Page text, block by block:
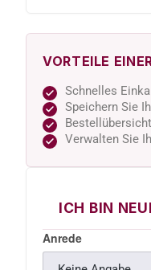
VORTEILE
Schnelles
Speichern Sie
Verwalten Sie
ICH BIN
Persönliche
Anrede